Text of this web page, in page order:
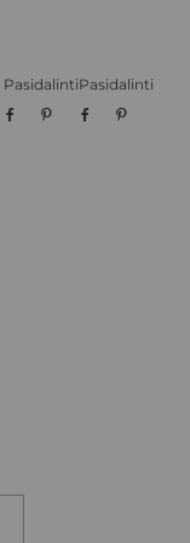
Pasidalinti
Pasidalinti